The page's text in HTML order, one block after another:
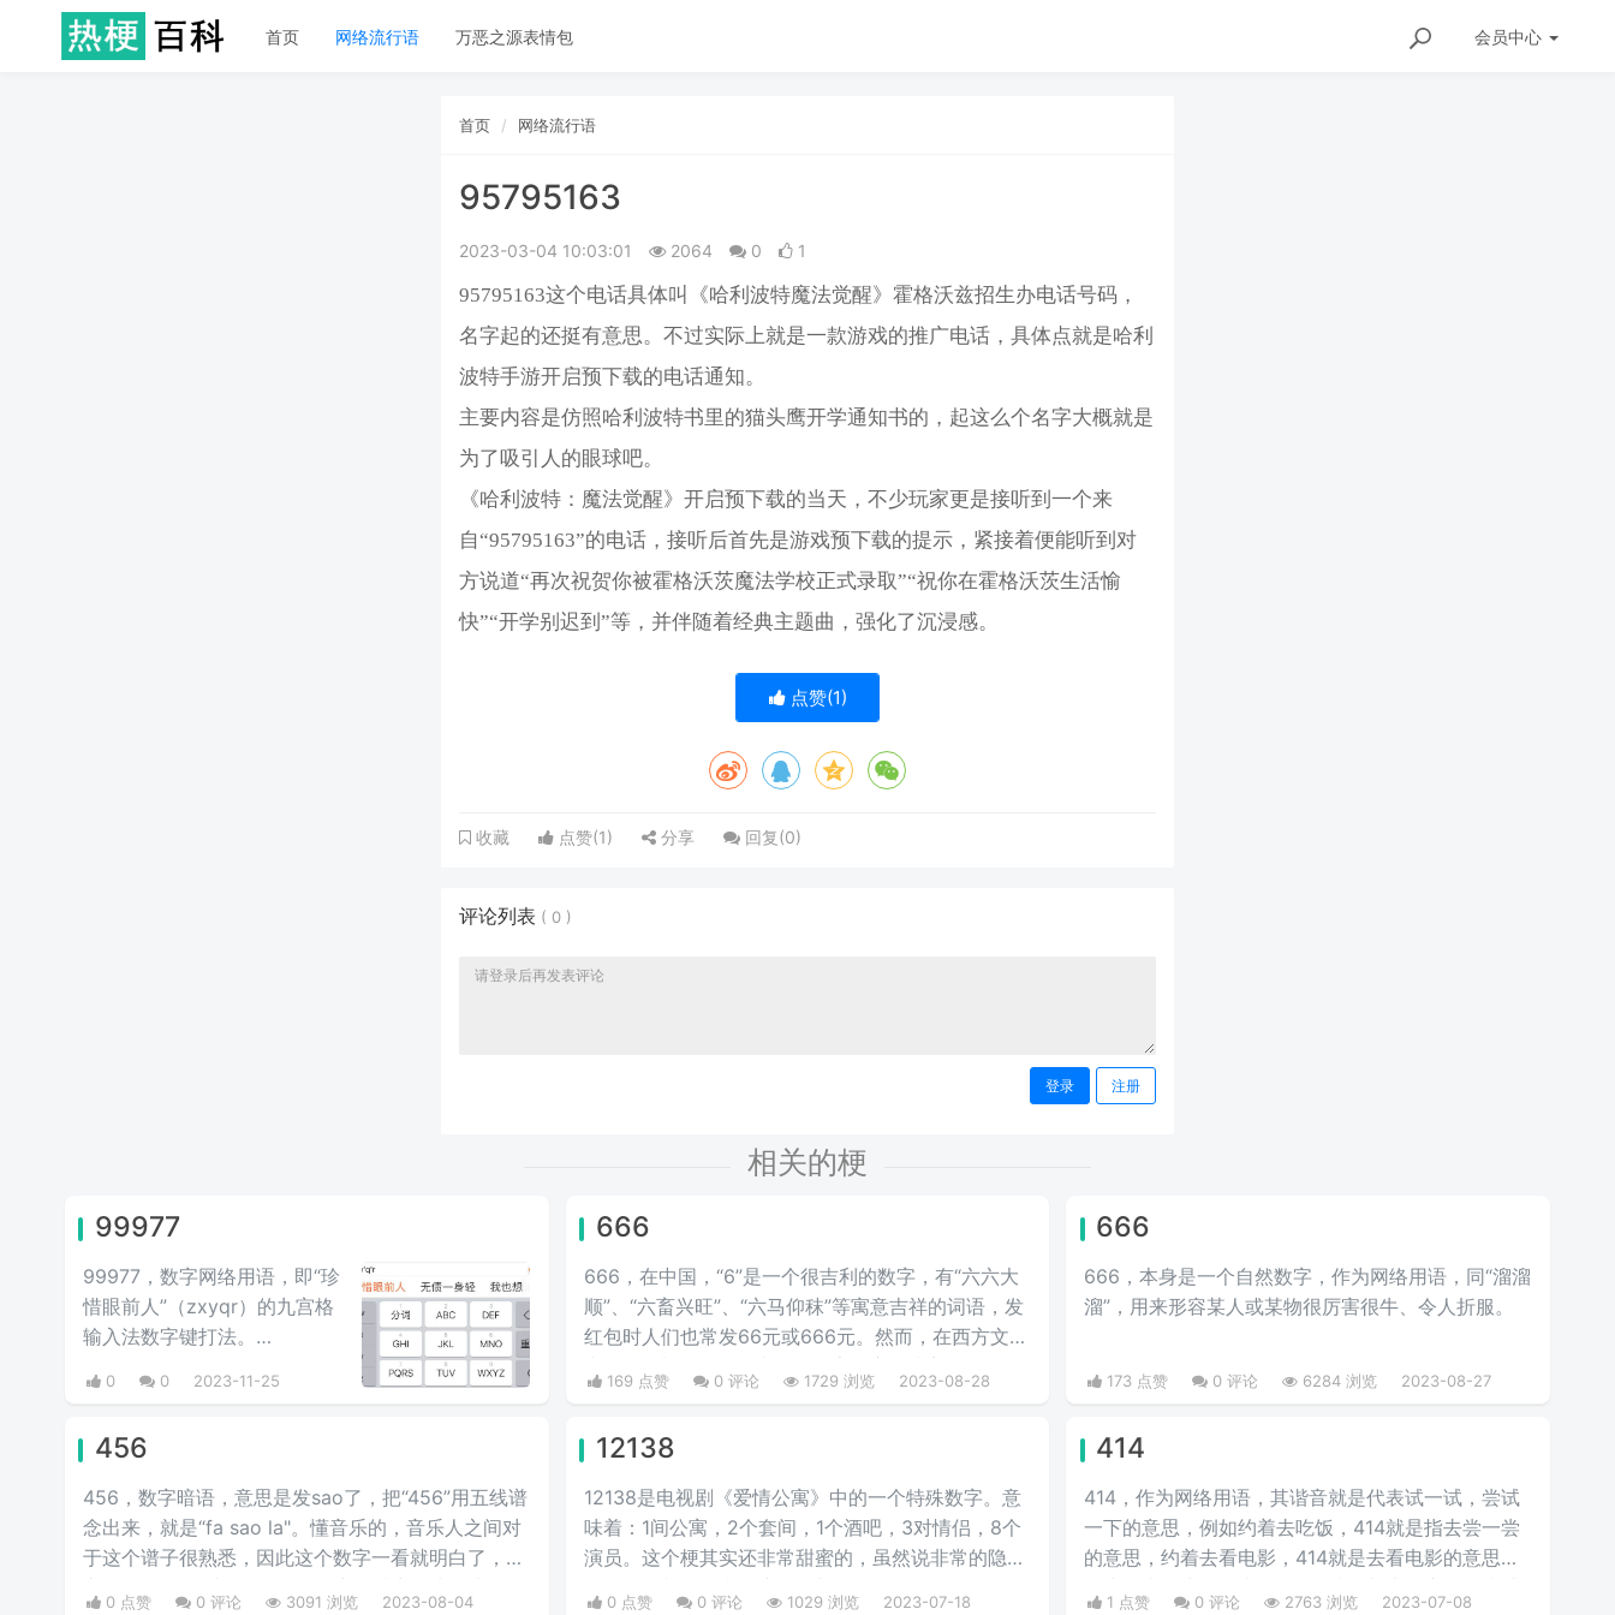
首页 网络流行语 万恶之源表情包 会员中心
首页 网络流行语
95795163
2023-03-04 10:03:01 2064 0 1
95795163这个电话具体叫《哈利波特魔法觉醒》霍格沃兹招生办电话号码，
名字起的还挺有意思。不过实际上就是一款游戏的推广电话，具体点就是哈利
波特手游开启预下载的电话通知。
主要内容是仿照哈利波特书里的猫头鹰开学通知书的，起这么个名字大概就是
为了吸引人的眼球吧。
《哈利波特：魔法觉醒》开启预下载的当天，不少玩家更是接听到一个来
自“95795163”的电话，接听后首先是游戏预下载的提示，紧接着便能听到对
方说道“再次祝贺你被霍格沃茨魔法学校正式录取”“祝你在霍格沃茨生活愉
快”“开学别迟到”等，并伴随着经典主题曲，强化了沉浸感。
点赞(1)
收藏 点赞(1) 分享 回复(0)
评论列表 ( 0 )
登录 注册
相关的梗
99977
99977，数字网络用语，即“珍
惜眼前人”（zxyqr）的九宫格
输入法数字键打法。
梗源自抖音上有些女生胸口纹
现而退婚，引起人们对99977
的意思的猜疑。
0 0 2023-11-25
666
666，在中国，“6”是一个很吉利的数字，有“六六大
顺”、“六畜兴旺”、“六马仰秣”等寓意吉祥的词语，发
红包时人们也常发66元或666元。然而，在西方文化
中，666却是一个不吉利的数字，它代表着邪恶，象
征着魔鬼。被视为恶魔的数字，可能是因为其在《圣
169 点赞 0 评论 1729 浏览 2023-08-28
666
666，本身是一个自然数字，作为网络用语，同“溜溜
溜”，用来形容某人或某物很厉害很牛、令人折服。
173 点赞 0 评论 6284 浏览 2023-08-27
456
456，数字暗语，意思是发sao了，把“456”用五线谱
念出来，就是“fa sao la"。懂音乐的，音乐人之间对
于这个谱子很熟悉，因此这个数字一看就明白了，乐
谱“12345678”中的“456”的发音，谐音发生而来，因
0 点赞 0 评论 3091 浏览 2023-08-04
12138
12138是电视剧《爱情公寓》中的一个特殊数字。意
味着：1间公寓，2个套间，1个酒吧，3对情侣，8个
演员。这个梗其实还非常甜蜜的，虽然说非常的隐
晦，但是却是代表了这一整部剧。
0 点赞 0 评论 1029 浏览 2023-07-18
414
414，作为网络用语，其谐音就是代表试一试，尝试
一下的意思，例如约着去吃饭，414就是指去尝一尝
的意思，约着去看电影，414就是去看电影的意思，
男生追求女生，女生说414，就是基本答应了，尝试
1 点赞 0 评论 2763 浏览 2023-07-08